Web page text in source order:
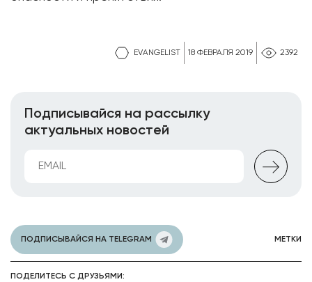
EVANGELIST 18 ФЕВРАЛЯ 2019 2392
Подписывайся на рассылку
актуальных новостей
ПОДПИСЫВАЙСЯ НА TELEGRAM МЕТКИ
ПОДЕЛИТЕСЬ С ДРУЗЬЯМИ: